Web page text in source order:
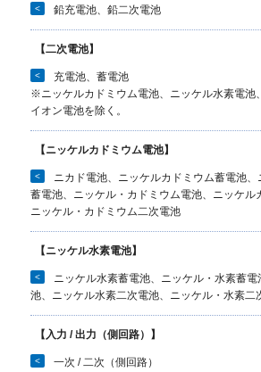
< 鉛充電池、鉛二次電池
【二次電池】
<
充電池、蓄電池
※ニッケルカドミウム電池、ニッケル水素電池
イオン電池を除く。
【ニッケルカドミウム電池】
<
ニカド電池、ニッケルカドミウム蓄電池
蓄電池、ニッケル・カドミウム電池、ニッケル
ニッケル・カドミウム二次電池
【ニッケル水素電池】
<
ニッケル水素蓄電池、ニッケル・水素蓄
池、ニッケル水素二次電池、ニッケル・水素二
【入力 / 出力（側回路）】
< 一次 / 二次（側回路）